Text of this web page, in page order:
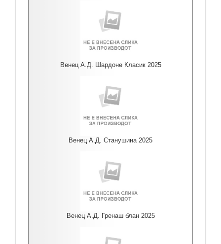
Венец А.Д. Шардоне Класик 2025
Венец А.Д. Станушина 2025
Венец А.Д. Гренаш блан 2025